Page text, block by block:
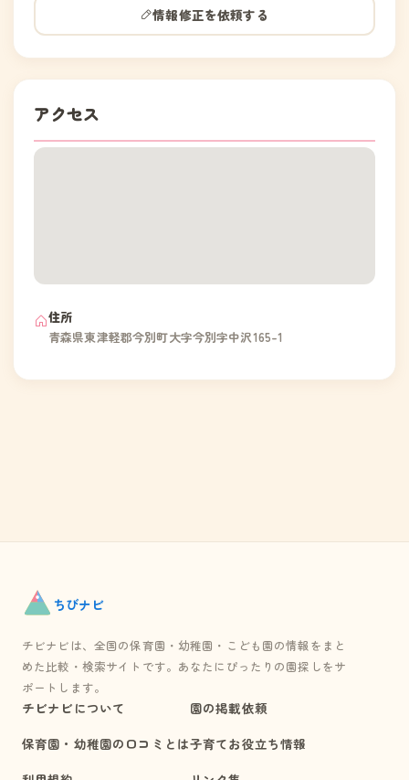
情報修正を依頼する
アクセス
住所
青森県東津軽郡今別町大字今別字中沢165-1
ちびナビ
チビナビは、全国の保育園・幼稚園・こども園の情報をまと
めた比較・検索サイトです。あなたにぴったりの園探しをサ
ポートします。
チビナビについて
保育園・幼稚園の口コミとは
園の掲載依頼
子育てお役立ち情報